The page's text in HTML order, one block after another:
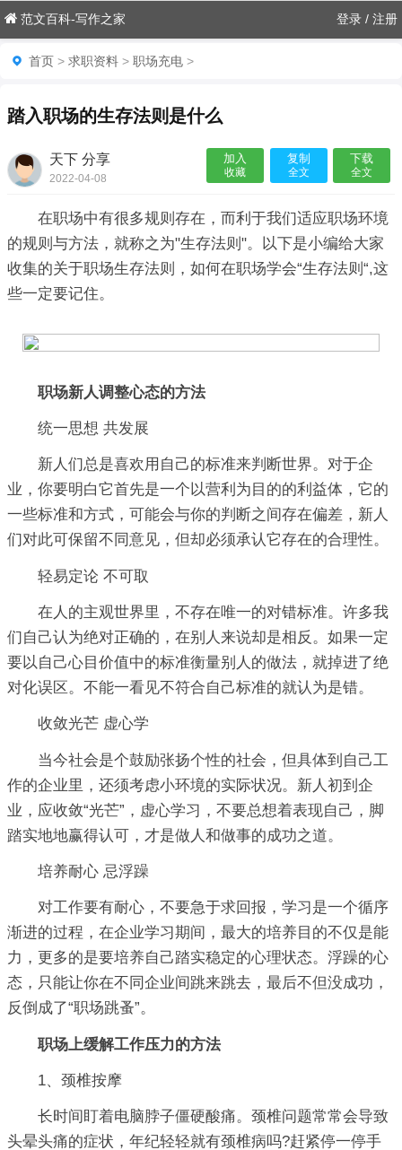
范文百科-写作之家 登录 / 注册
首页 > 求职资料 > 职场充电 >
踏入职场的生存法则是什么
天下 分享
2022-04-08
加入
收藏
复制
全文
下载
全文
在职场中有很多规则存在，而利于我们适应职场环境
的规则与方法，就称之为"生存法则"。以下是小编给大家
收集的关于职场生存法则，如何在职场学会“生存法则“,这
些一定要记住。
职场新人调整心态的方法
统一思想 共发展
新人们总是喜欢用自己的标准来判断世界。对于企
业，你要明白它首先是一个以营利为目的的利益体，它的
一些标准和方式，可能会与你的判断之间存在偏差，新人
们对此可保留不同意见，但却必须承认它存在的合理性。
轻易定论 不可取
在人的主观世界里，不存在唯一的对错标准。许多我
们自己认为绝对正确的，在别人来说却是相反。如果一定
要以自己心目价值中的标准衡量别人的做法，就掉进了绝
对化误区。不能一看见不符合自己标准的就认为是错。
收敛光芒 虚心学
当今社会是个鼓励张扬个性的社会，但具体到自己工
作的企业里，还须考虑小环境的实际状况。新人初到企
业，应收敛“光芒”，虚心学习，不要总想着表现自己，脚
踏实地地赢得认可，才是做人和做事的成功之道。
培养耐心 忌浮躁
对工作要有耐心，不要急于求回报，学习是一个循序
渐进的过程，在企业学习期间，最大的培养目的不仅是能
力，更多的是要培养自己踏实稳定的心理状态。浮躁的心
态，只能让你在不同企业间跳来跳去，最后不但没成功，
反倒成了“职场跳蚤”。
职场上缓解工作压力的方法
1、颈椎按摩
长时间盯着电脑脖子僵硬酸痛。颈椎问题常常会导致
头晕头痛的症状，年纪轻轻就有颈椎病吗?赶紧停一停手